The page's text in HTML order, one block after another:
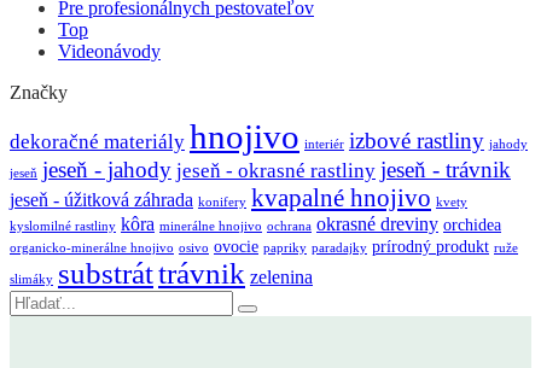
Pre profesionálnych pestovateľov
Top
Videonávody
Značky
dekoračné materiály hnojivo interiér izbové rastliny jahody
jeseň jeseň - jahody jeseň - okrasné rastliny jeseň - trávnik
jeseň - úžitková záhrada konifery kvapalné hnojivo kvety
kyslomilné rastliny kôra minerálne hnojivo ochrana okrasné dreviny orchidea
organicko-minerálne hnojivo osivo ovocie papriky paradajky prírodný produkt ruže
slimáky substráttrávnik zelenina
Vyhľadávanie